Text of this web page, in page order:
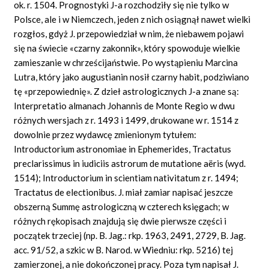
ok. r. 1504. Prognostyki J-a rozchodziły się nie tylko w
Polsce, ale i w Niemczech, jeden z nich osiągnął nawet wielki
rozgłos, gdyż J. przepowiedział w nim, że niebawem pojawi
się na świecie «czarny zakonnik», który spowoduje wielkie
zamieszanie w chrześcijaństwie. Po wystąpieniu Marcina
Lutra, który jako augustianin nosił czarny habit, podziwiano
tę «przepowiednię». Z dzieł astrologicznych J-a znane są:
Interpretatio almanach Johannis de Monte Regio w dwu
różnych wersjach z r. 1493 i 1499, drukowane w r. 1514 z
dowolnie przez wydawcę zmienionym tytułem:
Introductorium astronomiae in Ephemerides, Tractatus
preclarissimus in iudiciis astrorum de mutatione aëris (wyd.
1514); Introductorium in scientiam nativitatum z r. 1494;
Tractatus de electionibus. J. miał zamiar napisać jeszcze
obszerną Summę astrologiczną w czterech księgach; w
różnych rękopisach znajdują się dwie pierwsze części i
początek trzeciej (np. B. Jag.: rkp. 1963, 2491, 2729, B. Jag.
acc. 91/52, a szkic w B. Narod. w Wiedniu: rkp. 5216) tej
zamierzonej, a nie dokończonej pracy. Poza tym napisał J.